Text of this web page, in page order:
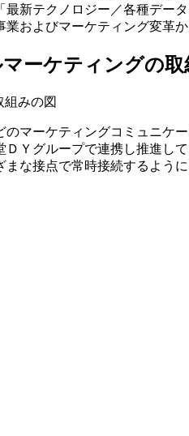
新テクノロジー／各種デー
およびマーケティング変革か
ーケティングの取
マーケティングコミュニ
Ｙグループで連携し推進して
な接点で常時接続するよ